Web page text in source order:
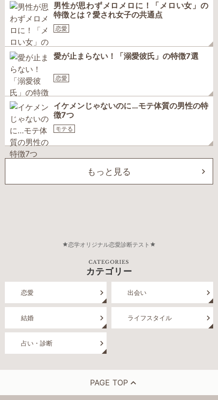
男性が思わずメロメロに！「メロい女」の
特徴とは？愛され女子の共通点
恋愛
愛が止まらない！「溺愛彼氏」の特徴7選
恋愛
イケメンじゃないのに…モテ体質の男性の特
徴7つ
モテる
もっと見る
恋学オリジナル恋愛診断テスト
CATEGORIES
カテゴリー
恋愛 出会い
結婚 ライフスタイル
占い・診断
PAGE TOP